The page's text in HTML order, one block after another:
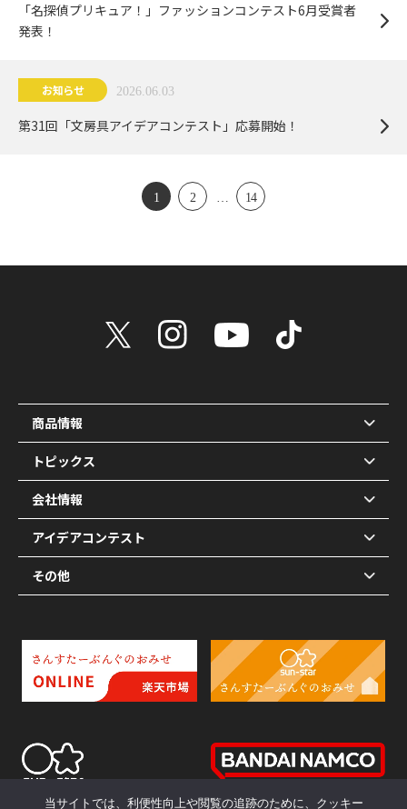
「名探偵プリキュア！」ファッションコンテスト6月受賞者
発表！
お知らせ 2026.06.03
第31回「文房具アイデアコンテスト」応募開始！
1 2 … 14
商品情報
トピックス
会社情報
アイデアコンテスト
その他
当サイトでは、利便性向上や閲覧の追跡のために、クッキー